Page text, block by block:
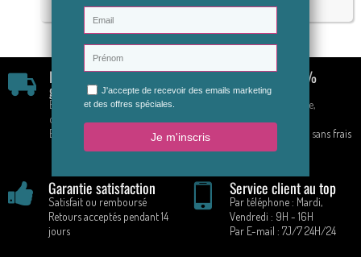
Livraison rapide &
gratuite
En France à partir de 70 €
d'achat
En mondial relais
Paiement 100%
sécurisé
CB, Paypal, Chèque,
Paiement en 4 fois sans frais
Garantie satisfaction
Satisfait ou remboursé
Retours acceptés pendant 14
jours
Service client au top
Par téléphone : Mardi,
Vendredi : 9H - 16H
Par E-mail : 7J/7 24H/24